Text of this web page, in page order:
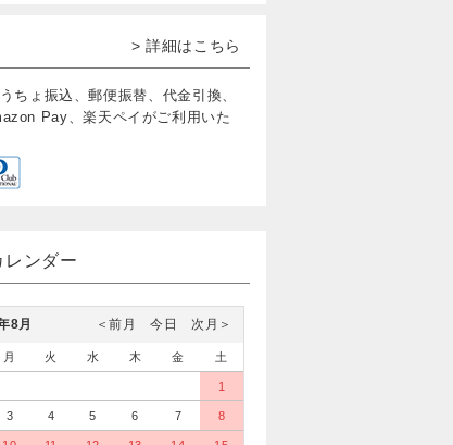
> 詳細はこちら
ちょ振込、郵便振替、代金引換、
Pay、楽天ペイがご利用いた
レンダー
8月 次月＞
今日
＜前月
月 火 水 木 金 土
1
3 4 5 6 7 8